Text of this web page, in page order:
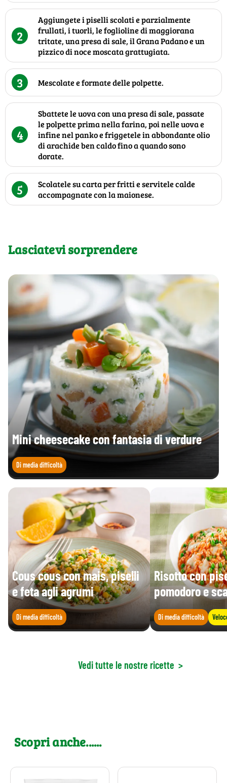
2
Aggiungete i piselli scolati e parzialmente
frullati, i tuorli, le foglioline di maggiorana
tritate, una presa di sale, il Grana Padano e un
pizzico di noce moscata grattugiata.
3 Mescolate e formate delle polpette.
4
Sbattete le uova con una presa di sale, passate
le polpette prima nella farina, poi nelle uova e
infine nel panko e friggetele in abbondante olio
di arachide ben caldo fino a quando sono
dorate.
5
Scolatele su carta per fritti e servitele calde
accompagnate con la maionese.
Lasciatevi sorprendere
Mini cheesecake con fantasia di verdure
Di media difficoltà
Cous cous con mais, piselli
e feta agli agrumi
Di media difficoltà
Risotto con
pomodoro e
Di media difficoltà
Vedi tutte le nostre ricette >
Scopri anche......